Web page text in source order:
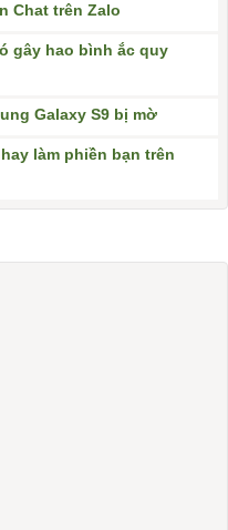
Chat trên Zalo
gây hao bình ắc quy
Galaxy S9 bị mờ
làm phiền bạn trên